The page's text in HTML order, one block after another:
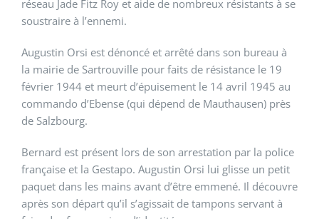
réseau Jade Fitz Roy et aide de nombreux résistants à se
soustraire à l’ennemi.
Augustin Orsi est dénoncé et arrêté dans son bureau à
la mairie de Sartrouville pour faits de résistance le 19
février 1944 et meurt d’épuisement le 14 avril 1945 au
commando d’Ebense (qui dépend de Mauthausen) près
de Salzbourg.
Bernard est présent lors de son arrestation par la police
française et la Gestapo. Augustin Orsi lui glisse un petit
paquet dans les mains avant d’être emmené. Il découvre
après son départ qu’il s’agissait de tampons servant à